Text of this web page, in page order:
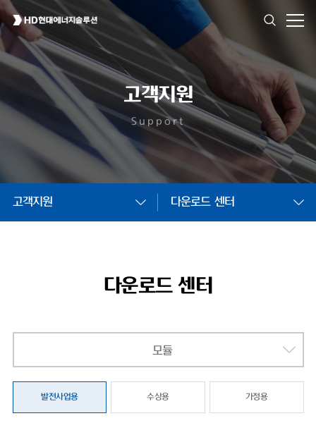
고객지원
Support
고객지원 다운로드 센터
다운로드 센터
모듈
발전사업용 수상용 가정용